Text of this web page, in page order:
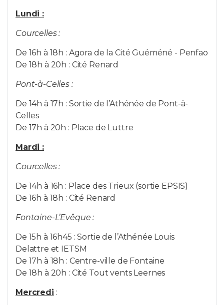
Lundi :
Courcelles :
De 16h à 18h : Agora de la Cité Guéméné - Penfao
De 18h à 20h : Cité Renard
Pont-à-Celles :
De 14h à 17h : Sortie de l’Athénée de Pont-à-
Celles
De 17h à 20h : Place de Luttre
Mardi :
Courcelles :
De 14h à 16h : Place des Trieux (sortie EPSIS)
De 16h à 18h : Cité Renard
Fontaine-L’Evêque :
De 15h à 16h45 : Sortie de l’Athénée Louis
Delattre et IETSM
De 17h à 18h : Centre-ville de Fontaine
De 18h à 20h : Cité Tout vents Leernes
Mercredi :